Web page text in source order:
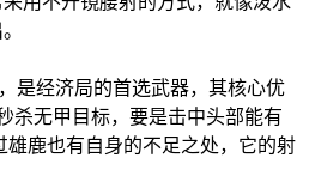
是经济局的首选武器，其核心优
杀无甲目标，要是击中头部能有
鹿也有自身的不足之处，它的射